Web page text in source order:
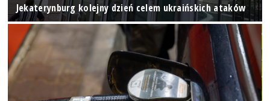
Jekaterynburg kolejny dzień celem ukraińskich ataków